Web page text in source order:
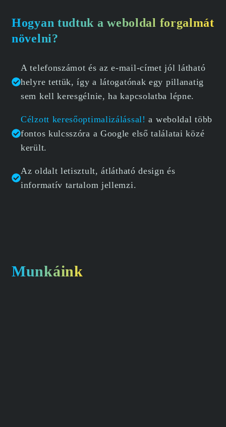
Hogyan tudtuk a weboldal forgalmát
növelni?
A telefonszámot és az e-mail-címet jól látható
helyre tettük, így a látogatónak egy pillanatig
sem kell keresgélnie, ha kapcsolatba lépne.
Célzott keresőoptimalizálással! a weboldal több
fontos kulcsszóra a Google első találatai közé
került.
Az oldalt letisztult, átlátható design és
informatív tartalom jellemzi.
Munkáink